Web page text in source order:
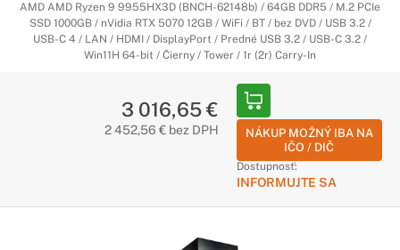
AMD AMD Ryzen 9 9955HX3D (BNCH-62148b) / 64GB DDR5 / M.2 PCIe
SSD 1000GB / nVidia RTX 5070 12GB / WiFi / BT / bez DVD / USB 3.2 /
USB-C 4 / LAN / HDMI / DisplayPort / Predné USB 3.2 / USB-C 3.2 /
Win11H 64-bit / Čierny / Tower / 1r (2r) Carry-In
3 016,65 €
2 452,56 € bez DPH
NÁKUP MOŽNÝ IBA NA
IČO / DIČ
Dostupnosť:
INFORMUJTE SA